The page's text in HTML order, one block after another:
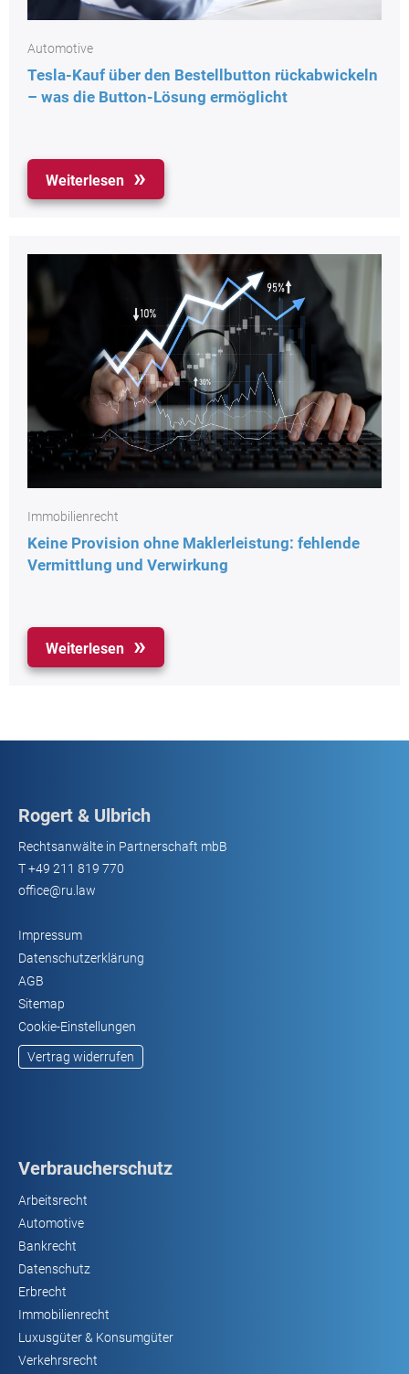
Automotive
Tesla-Kauf über den Bestellbutton rückabwickeln
– was die Button-Lösung ermöglicht
Weiterlesen
Immobilienrecht
Keine Provision ohne Maklerleistung: fehlende
Vermittlung und Verwirkung
Weiterlesen
Rogert & Ulbrich
Rechtsanwälte in Partnerschaft mbB
T+49 211 819 770
office@ru.law
Impressum
Datenschutzerklärung
AGB
Sitemap
Cookie-Einstellungen
Vertrag widerrufen
Verbraucherschutz
Arbeitsrecht
Automotive
Bankrecht
Datenschutz
Erbrecht
Immobilienrecht
Luxusgüter & Konsumgüter
Verkehrsrecht